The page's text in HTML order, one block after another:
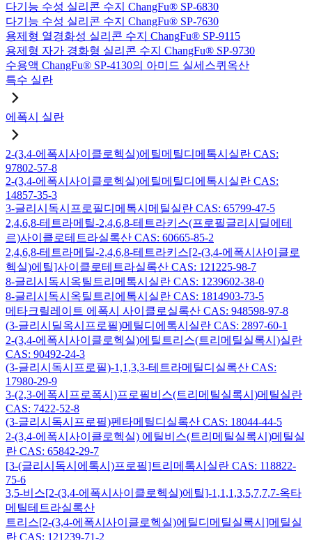
다기능 수성 실리콘 수지 ChangFu® SP-6830
다기능 수성 실리콘 수지 ChangFu® SP-7630
용제형 열경화성 실리콘 수지 ChangFu® SP-9115
용제형 자가 경화형 실리콘 수지 ChangFu® SP-9730
수용액 ChangFu® SP-4130의 아미드 실세스퀴옥산
특수 실란
에폭시 실란
2-(3,4-에폭시사이클로헥실)에틸메틸디메톡시실란 CAS:
97802-57-8
2-(3,4-에폭시사이클로헥실)에틸메틸디에톡시실란 CAS:
14857-35-3
3-글리시독시프로필디메톡시메틸실란 CAS: 65799-47-5
2,4,6,8-테트라메틸-2,4,6,8-테트라키스(프로필글리시딜에테
르)사이클로테트라실록산 CAS: 60665-85-2
2,4,6,8-테트라메틸-2,4,6,8-테트라키스[2-(3,4-에폭시사이클로
헥실)에틸]사이클로테트라실록산 CAS: 121225-98-7
8-글리시독시옥틸트리메톡시실란 CAS: 1239602-38-0
8-글리시독시옥틸트리에톡시실란 CAS: 1814903-73-5
메타크릴레이트 에폭시 사이클로실록산 CAS: 948598-97-8
(3-글리시딜옥시프로필)메틸디에톡시실란 CAS: 2897-60-1
2-(3,4-에폭시사이클로헥실)에틸트리스(트리메틸실록시)실란
CAS: 90492-24-3
(3-글리시독시프로필)-1,1,3,3-테트라메틸디실록산 CAS:
17980-29-9
3-(2,3-에폭시프로폭시)프로필비스(트리메틸실록시)메틸실란
CAS: 7422-52-8
(3-글리시독시프로필)펜타메틸디실록산 CAS: 18044-44-5
2-(3,4-에폭시사이클로헥실) 에틸비스(트리메틸실록시)메틸실
란 CAS: 65842-29-7
[3-(글리시독시에톡시)프로필]트리메톡시실란 CAS: 118822-
75-6
3,5-비스[2-(3,4-에폭시사이클로헥실)에틸]-1,1,1,3,5,7,7,7-옥타
메틸테트라실록산
트리스[2-(3,4-에폭시사이클로헥실)에틸디메틸실록시]메틸실
란 CAS: 121239-71-2